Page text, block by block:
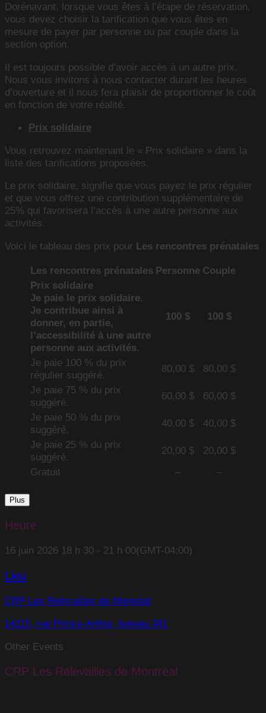
Dorénavant, lorsque vous êtes à l’étape de réservation,
vous devez choisir la tarification que vous êtes en
mesure de payer par personne ou par couple dans la
section option.
Il est toujours possible d’avoir accès à un autre prix.
Nous vous invitons à nous contacter durant les heures
d’ouverture et il nous fera plaisir de proportionner le coût
en fonction de votre réalité.
Prix solidaire
Vous retrouvez maintenant le « Prix solidaire » dans la
liste des tarifications proposées.
Le prix solidaire, signifie que vous payez le prix régulier
et que vous offrez une contribution supplémentaire de
25% qui favorisera l’accès à une autre personne aux
activités.
Voici le tableau des prix pour Les rencontres prénatales
Les rencontres prénatales Personne Couple
Prix solidaire
Je paie le prix solidaire.
Je contribue ainsi à
donner, en partie,
l’accessibilité à une autre
personne aux activités.
100 $ 100 $
Je paie 100 % du prix
régulier suggéré.
80,00 $
80,00 $
Je paie 75 % du prix
suggéré.
60,00 $
60,00 $
Je paie 50 % du prix
suggéré.
40,00 $
40,00 $
Je paie 25 % du prix
suggéré.
20,00 $
20,00 $
Gratuit
– –
Plus
Heure
16 juin 2026 18 h 30 - 21 h 00(GMT-04:00)
Lieu
CRP Les Relevailles de Montréal
14115, rue Prince-Arthur, bureau 341
Other Events
CRP Les Relevailles de Montréal